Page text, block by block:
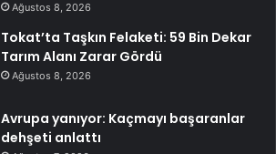
Ağustos 8, 2026
Tokat’ta Taşkın Felaketi: 59 Bin Dekar
Tarım Alanı Zarar Gördü
Ağustos 8, 2026
Avrupa yanıyor: Kaçmayı başaranlar
dehşeti anlattı